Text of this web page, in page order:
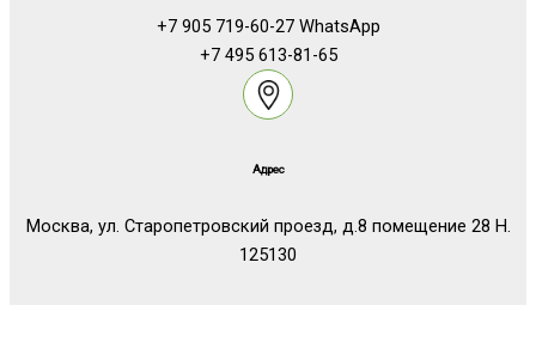
+7 905 719-60-27 WhatsApp
+7 495 613-81-65
Адрес
Москва, ул. Старопетровский проезд, д.8 помещение 28 Н.
125130